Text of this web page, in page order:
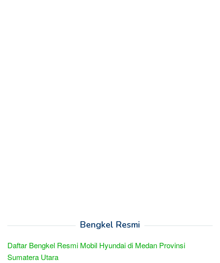
Bengkel Resmi
Daftar Bengkel Resmi Mobil Hyundai di Medan Provinsi
Sumatera Utara